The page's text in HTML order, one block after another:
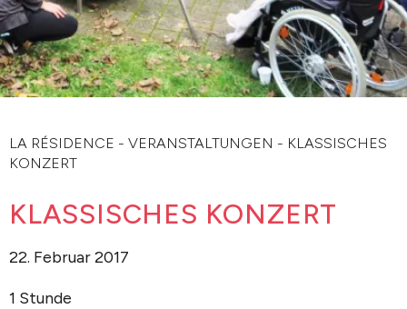
LA RÉSIDENCE - VERANSTALTUNGEN - KLASSISCHES
KONZERT
KLASSISCHES KONZERT
22. Februar 2017
1 Stunde